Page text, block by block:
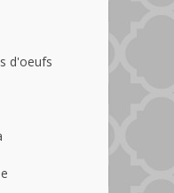
d'oeufs